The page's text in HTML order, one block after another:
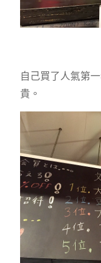
自己買了人氣第
貴。